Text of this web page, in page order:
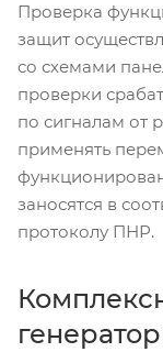
Проверка
защит
со схемами
проверки
по сигналам от
применять
заносятся в
протоколу ПНР.